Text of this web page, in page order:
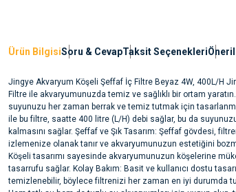
Ürün BilgisiSoru & CevapTaksit Seçenekleri
Jingye Akvaryum Köşeli Şeffaf İç Filtre Beyaz 4W, 400L/H
Filtre ile akvaryumunuzda temiz ve sağlıklı bir ortam
suyunuzu her zaman berrak ve temiz tutmak için
ile bu filtre, saatte 400 litre (L/H) debi sağlar, bu da
kalmasını sağlar. Şeffaf ve Şık Tasarım: Şeffaf gövdesi,
izlemenize olanak tanır ve akvaryumunuzun estetiğini
Köşeli tasarımı sayesinde akvaryumunuzun köşelerine
tasarrufu sağlar. Kolay Bakım: Basit ve kullanıcı dostu
temizlenebilir, böylece filtrenizi her zaman en iyi durumda